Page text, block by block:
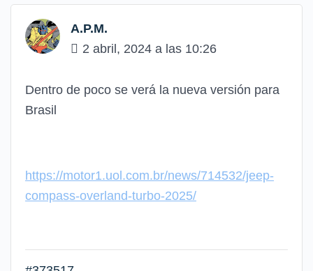
A.P.M.
2 abril, 2024 a las 10:26
Dentro de poco se verá la nueva versión para
Brasil
https://motor1.uol.com.br/news/714532/jeep-
compass-overland-turbo-2025/